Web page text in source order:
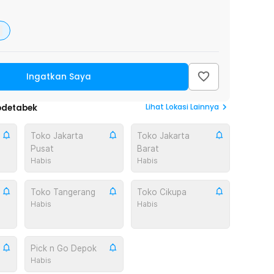
Ingatkan Saya
Lihat Lokasi Lainnya
Toko Jakarta
Pusat
Habis
Toko Jakarta
Barat
Habis
Toko Tangerang
Habis
Toko Cikupa
Habis
Pick n Go Depok
Habis